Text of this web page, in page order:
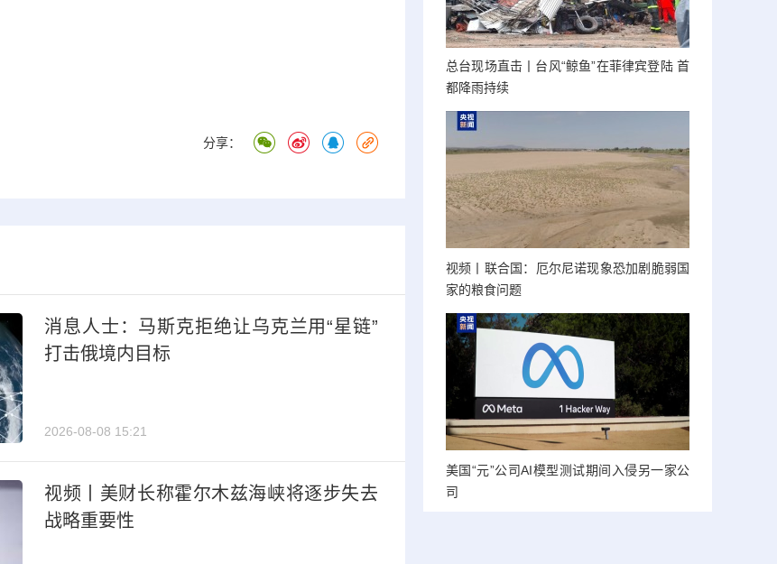
分享：
消息人士：马斯克拒绝让乌克兰用“星链”
打击俄境内目标
2026-08-08 15:21
视频丨美财长称霍尔木兹海峡将逐步失去
战略重要性
总台现场直击丨台风“鲸鱼”在菲律宾登陆 首
都降雨持续
视频丨联合国：厄尔尼诺现象恐加剧脆弱国
家的粮食问题
美国“元”公司AI模型测试期间入侵另一家公
司